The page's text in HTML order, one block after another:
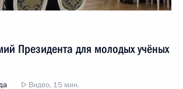
Президента для молодых учёных
Видео, 15 мин.